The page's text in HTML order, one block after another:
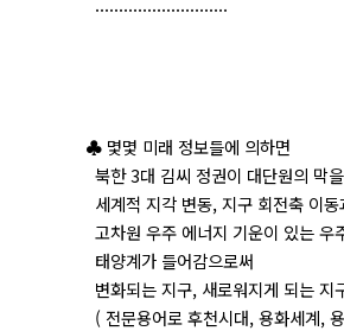
♣ 몇몇 미래 정보들에 의하면
북한 3대 김씨 정권이 대단원의 막
세계적 지각 변동, 지구 회전축 이동
고차원 우주 에너지 기운이 있는 우
태양계가 들어감으로써
변화되는 지구, 새로워지게 되는 지
( 전문용어로 후천시대, 용화세계,